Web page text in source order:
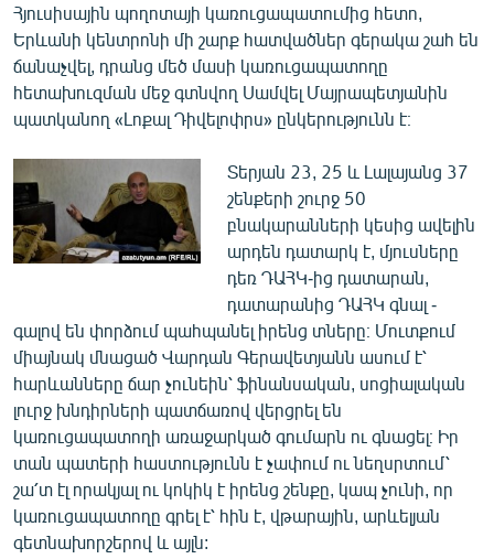
Հյուսիսային պողոտայի կառուցապատումից հետո,
Երևանի կենտրոնի մի շարք հատվածներ գերակա շահ են
ճանաչվել, դրանց մեծ մասի կառուցապատողը
հետախուզման մեջ գտնվող Սամվել Մայրապետյանին
պատկանող «Լոքալ Դիվելոփրս» ընկերությունն է։
Տերյան 23, 25 և Լալայանց 37
շենքերի շուրջ 50
բնակարանների կեսից ավելին
արդեն դատարկ է, մյուսները
դեռ ԴԱՀԿ-ից դատարան,
դատարանից ԴԱՀԿ գնալ -
գալով են փորձում պահպանել իրենց տները։ Մուտքում
միայնակ մնացած Վարդան Գերավետյանն ասում է՝
հարևանները ճար չունեին՝ ֆինանսական, սոցիալական
լուրջ խնդիրների պատճառով վերցրել են
կառուցապատողի առաջարկած գումարն ու գնացել։ Իր
տան պատերի հաստությունն է չափում ու նեղսրտում՝
շա՛տ էլ որակյալ ու կոկիկ է իրենց շենքը, կապ չունի, որ
կառուցապատողը գրել է՝ հին է, վթարային, արևելյան
գետնախորշերով և այլն: